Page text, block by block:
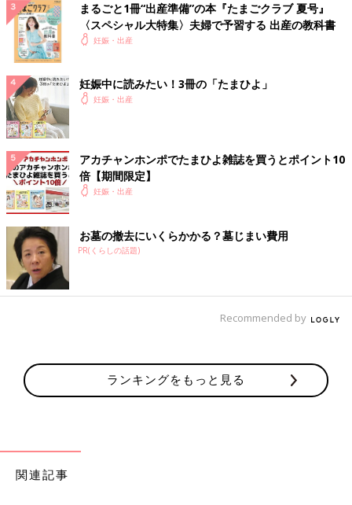
らったプレゼントはうれしかったです」
出産祝いは、赤ちゃんのものという固定観念がありましたが、が
んばったママへのお祝いというのも心に残る贈り物ですね。
もらって困った出産祝いは？
いちばん困るのは、同じものがいくつもかぶってしまうこと。
「肌着。生まれてすぐに使うものだから、枚数はある程度自分で
準備していたので、新生児サイズの肌着をたくさんもらってもっ
たいなかった」
「ベビー服のプレゼントにほとんどスタイがセットになってい
て、10枚ももらってしまいました」
「ヘビー用の食器を5セットくらいもらいました」
そして、箱を開けてガッカリ度が高いのが趣味の合わないベビー
服。
サイズアウトも。
な」
「衣類と靴。うちの子は大柄で大足の赤ちゃんだった為、衣類や
まるごと1冊“出産準備”の本『たまごクラブ 夏号』
〈スペシャル大特集〉夫婦で予習する 出産の教科書
妊娠・出産
妊娠中に読みたい！3冊の「たまひよ」
妊娠・出産
アカチャンホンポでたまひよ雑誌を買うとポイント10
倍【期間限定】
妊娠・出産
お墓の撤去にいくらかかる？墓じまい費用
PR(くらしの話題)
Recommended by
ランキングをもっと見る
関連記事